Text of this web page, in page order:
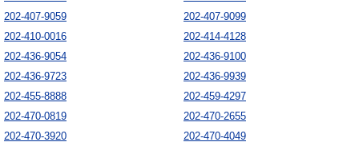
202-407-9059
202-407-9099
202-410-0016
202-414-4128
202-436-9054
202-436-9100
202-436-9723
202-436-9939
202-455-8888
202-459-4297
202-470-0819
202-470-2655
202-470-3920
202-470-4049